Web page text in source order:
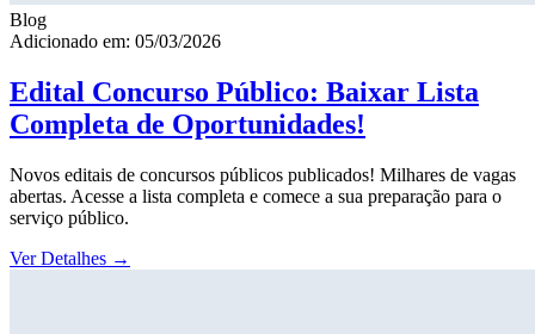
Blog
Adicionado em: 05/03/2026
Edital Concurso Público: Baixar Lista
Completa de Oportunidades!
Novos editais de concursos públicos publicados! Milhares de vagas
abertas. Acesse a lista completa e comece a sua preparação para o
serviço público.
Ver Detalhes →